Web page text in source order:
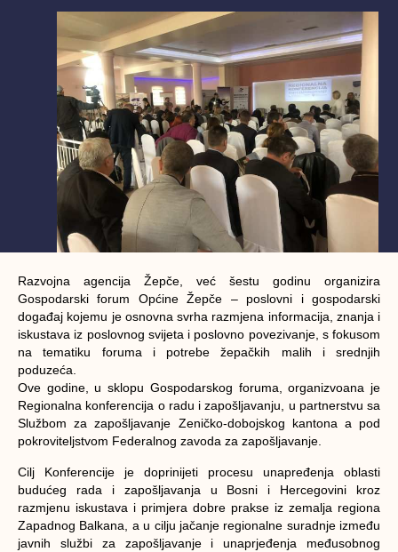
Razvojna agencija Žepče, već šestu godinu organizira
Gospodarski forum Općine Žepče – poslovni i gospodarski
događaj kojemu je osnovna svrha razmjena informacija, znanja i
iskustava iz poslovnog svijeta i poslovno povezivanje, s fokusom
na tematiku foruma i potrebe žepačkih malih i srednjih
poduzeća.
Ove godine, u sklopu Gospodarskog foruma, organizvoana je
Regionalna konferencija o radu i zapošljavanju, u partnerstvu sa
Službom za zapošljavanje Zeničko-dobojskog kantona a pod
pokroviteljstvom Federalnog zavoda za zapošljavanje.
Cilj Konferencije je doprinijeti procesu unapređenja oblasti
budućeg rada i zapošljavanja u Bosni i Hercegovini kroz
razmjenu iskustava i primjera dobre prakse iz zemalja regiona
Zapadnog Balkana, a u cilju jačanje regionalne suradnje između
javnih službi za zapošljavanje i unaprjeđenja međusobnog